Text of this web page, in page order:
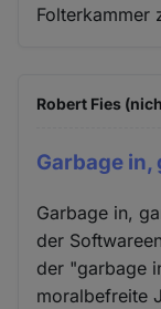
Folterkammer
Robert Fies
Garbage in,
Garbage in,
der
der "garbage
moralbefreite